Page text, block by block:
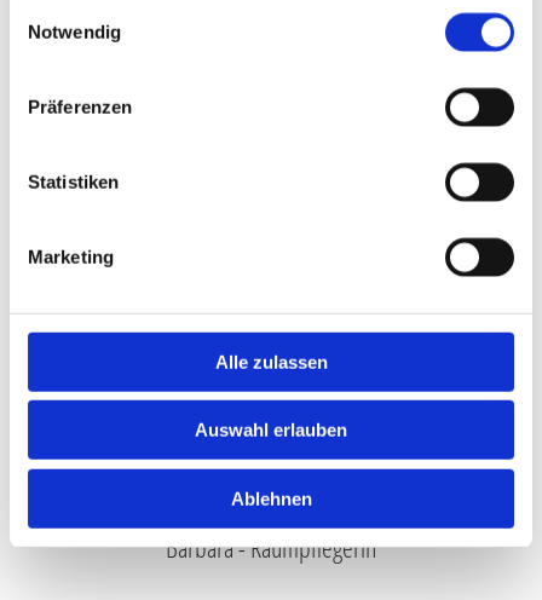
Notwendig
Präferenzen
Statistiken
Marketing
Alle zulassen
Auswahl erlauben
Ablehnen
Barbara - Raumpflegerin